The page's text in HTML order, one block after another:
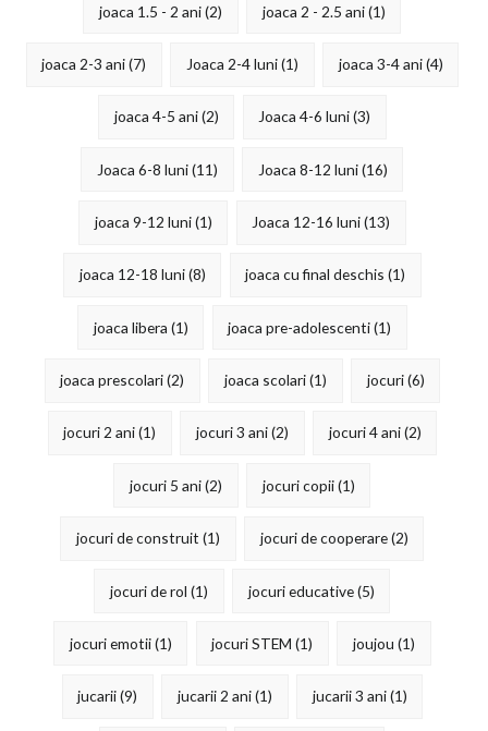
joaca 1.5 - 2 ani(2) joaca 2 - 2.5 ani(1)
joaca 2-3 ani(7) Joaca 2-4 luni(1) joaca 3-4 ani(4)
joaca 4-5 ani(2) Joaca 4-6 luni(3)
Joaca 6-8 luni(11) Joaca 8-12 luni(16)
joaca 9-12 luni(1) Joaca 12-16 luni(13)
joaca 12-18 luni(8) joaca cu final deschis (1)
joaca libera (1) joaca pre-adolescenti(1)
joaca prescolari(2) joaca scolari(1) jocuri(6)
jocuri 2 ani(1) jocuri 3 ani(2) jocuri 4 ani(2)
jocuri 5 ani(2) jocuri copii(1)
jocuri de construit (1) jocuri de cooperare(2)
jocuri de rol (1) jocuri educative(5)
jocuri emotii(1) jocuri STEM (1) joujou (1)
jucarii(9) jucarii 2 ani(1) jucarii 3 ani(1)